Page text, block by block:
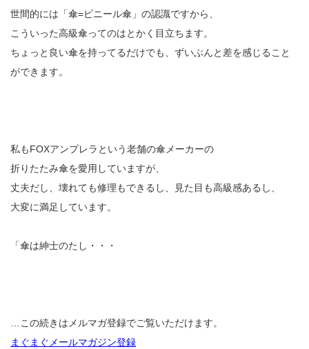
世間的には「傘=ビニール傘」の認識ですから、
こういった高級傘ってのはとかく目立ちます。
ちょっと良い傘を持ってるだけでも、ずいぶんと差を感じること
ができます。
私もFOXアンプレラという老舗の傘メーカーの
折りたたみ傘を愛用していますが、
丈夫だし、壊れても修理もできるし、見た目も高級感あるし、
大変に満足しています。
「傘は紳士のたし・・・
…この続きはメルマガ登録でご覧いただけます。
まぐまぐメールマガジン登録